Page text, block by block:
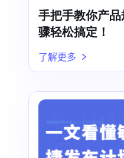
手把手教你产
骤轻松搞定！
了解更多